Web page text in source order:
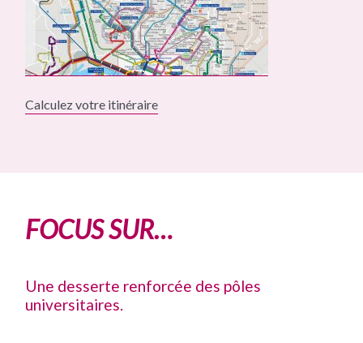
Calculez votre itinéraire
FOCUS SUR…
Une desserte renforcée des pôles
universitaires.